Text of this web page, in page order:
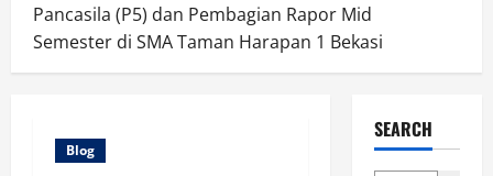
Pancasila (P5) dan Pembagian Rapor Mid
Semester di SMA Taman Harapan 1 Bekasi
Blog
SEARCH